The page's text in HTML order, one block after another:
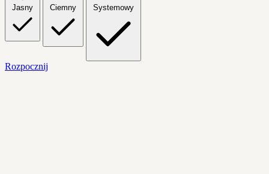
Jasny Ciemny Systemowy
Rozpocznij